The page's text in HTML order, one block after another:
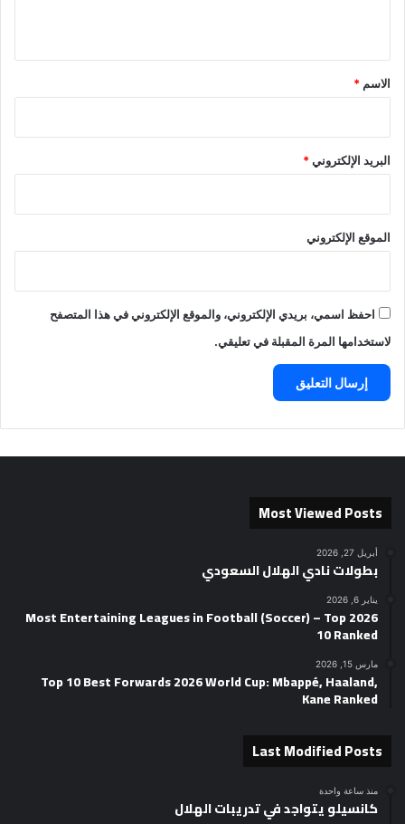
*
الاسم *
البريد الإلكتروني*
الموقع الإلكتروني
احفظ اسمي، بريدي الإلكتروني، والموقع الإلكتروني في هذا المتصفح
لاستخدامها المرة المقبلة في تعليقي.
Most Viewed Posts
أبريل 27, 2026
بطولات نادي الهلال السعودي
يناير 6, 2026
2026 Most Entertaining Leagues in Football (Soccer) – Top
10 Ranked
مارس 15, 2026
Top 10 Best Forwards 2026 World Cup: Mbappé, Haaland,
Kane Ranked
Last Modified Posts
منذ ساعة واحدة
كانسيلو يتواجد في تدريبات الهلال